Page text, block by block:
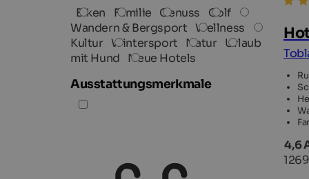
Biken Familie Genuss
Golf
Wandern & Bergsport Wellness
Kultur Wintersport Natur
Urlaub
mit Hund
Neue Hotels
Ausstattungsmerkmale
4,6